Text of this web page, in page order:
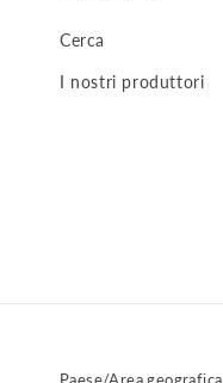
Cerca
I nostri produttori